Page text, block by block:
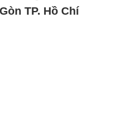
TP. Hồ Chí